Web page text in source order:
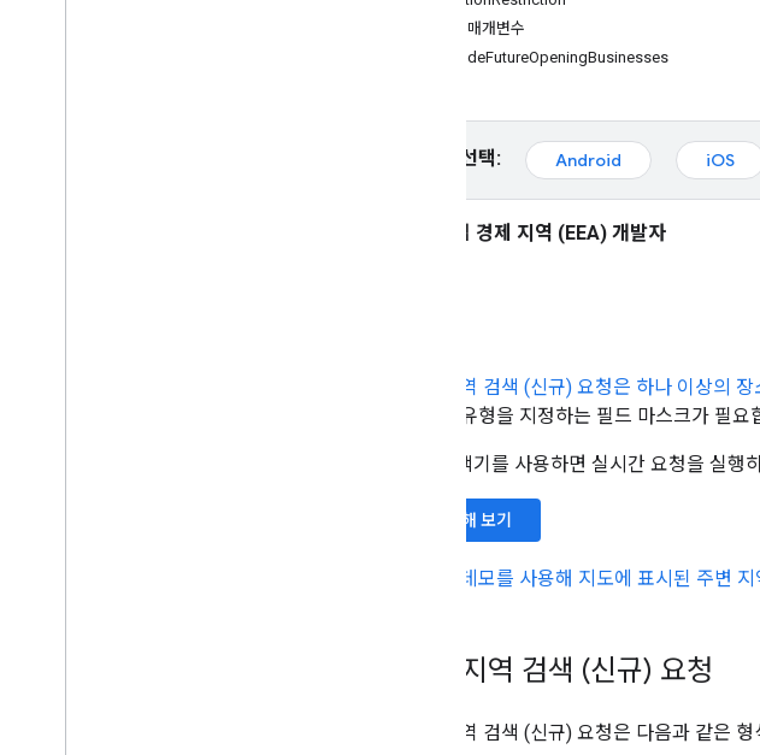
선택적 매개변수
includeFutureOpeningBusinesses
플랫폼 선택: Android iOS
유럽 경제 지역 (EEA) 개발자
주변 지역 검색 (신규) 요청은 하나 이상의
데이터 유형을 지정하는 필드 마스크가 필
API 탐색기를 사용하면 실시간 요청을 실
사용해 보기
대화형 데모를 사용해 지도에 표시된 주변
주변 지역 검색 (신규) 요청
주변 지역 검색 (신규) 요청은 다음과 같은